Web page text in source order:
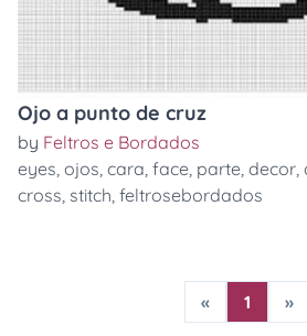
Ojo a punto de cruz
by Feltros e Bordados
eyes, ojos, cara, face, parte, decor,
cross, stitch, feltrosebordados
« 1 »